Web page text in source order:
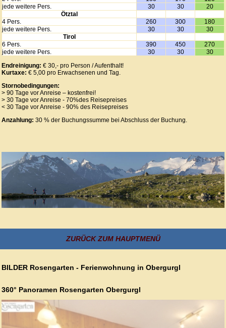
jede weitere Pers.
30 30
20
Ötztal
4 Pers.
260 300
180
jede weitere Pers.
30 30
30
Tirol
6 Pers.
390 450
270
jede weitere Pers.
30 30
30
Endreinigung: € 30,- pro Person / Aufenthalt!
Kurtaxe: € 5,00 pro Erwachsenen und Tag.
Stornobedingungen:
> 90 Tage vor Anreise – kostenfrei!
> 30 Tage vor Anreise - 70%des Reisepreises
< 30 Tage vor Anreise - 90% des Reisepreises
Anzahlung: 30 % der Buchungssumme bei Abschluss der Buchung.
ZURÜCK ZUM HAUPTMENÜ
BILDER Rosengarten - Ferienwohnung in Obergurgl
360° Panoramen Rosengarten Obergurgl